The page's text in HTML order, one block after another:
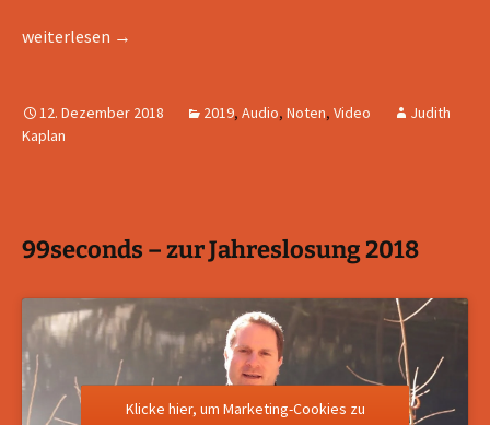
Frieden finden -Video zum Lied der Jahreslosung 2019
weiterlesen →
12. Dezember 2018 2019, Audio, Noten, Video
Judith
Kaplan
99seconds – zur Jahreslosung 2018
Klicke hier, um Marketing-Cookies zu